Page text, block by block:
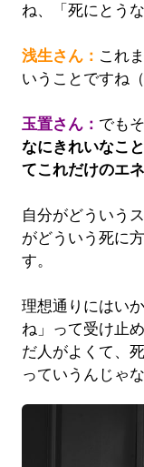
ね、「死にとう
浅生さん： これ
いうことですね（
玉置さん： でも
なにきれいなこ
てこれだけのエ
自分がどういう
がどういう死に
す。
理想通りにはい
ね」って受け止
だ人がよくて、
っていうんじゃ